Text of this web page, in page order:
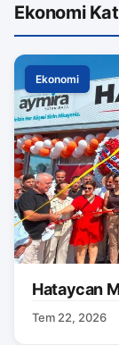
Ekonomi
Ekonomi
Hataycan
Tem 22, 2026